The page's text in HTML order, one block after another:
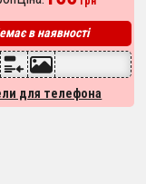
велосипеда
в наявності
для телефона